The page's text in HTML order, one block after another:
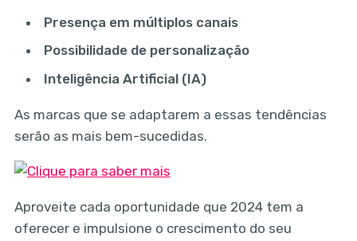
Presença em múltiplos canais
Possibilidade de personalização
Inteligência Artificial (IA)
As marcas que se adaptarem a essas tendências
serão as mais bem-sucedidas.
Aproveite cada oportunidade que 2024 tem a
oferecer e impulsione o crescimento do seu